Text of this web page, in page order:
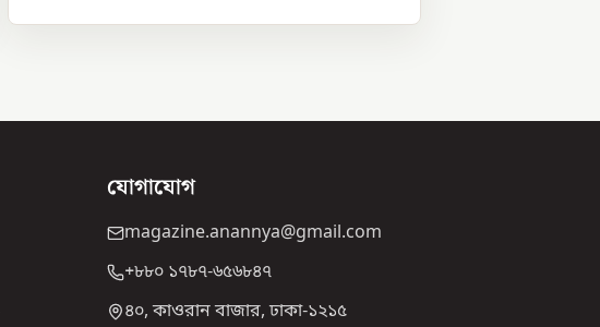
যোগাযোগ
magazine.anannya@gmail.com
+৮৮০ ১৭৮৭-৬৫৬৮৪৭
৪০, কাওরান বাজার, ঢাকা-১২১৫